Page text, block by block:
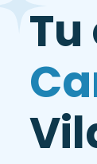
Tu
Ca
Vil